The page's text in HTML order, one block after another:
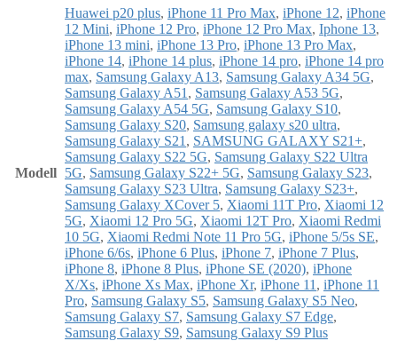
Modell
Huawei p20 plus, iPhone 11 Pro Max, iPhone 12, iPhone
12 Mini, iPhone 12 Pro, iPhone 12 Pro Max, Iphone 13,
iPhone 13 mini, iPhone 13 Pro, iPhone 13 Pro Max,
iPhone 14, iPhone 14 plus, iPhone 14 pro, iPhone 14 pro
max, Samsung Galaxy A13, Samsung Galaxy A34 5G,
Samsung Galaxy A51 , Samsung Galaxy A53 5G,
Samsung Galaxy A54 5G, Samsung Galaxy S10,
Samsung Galaxy S20, Samsung galaxy s20 ultra,
Samsung Galaxy S21 , SAMSUNG GALAXY S21+,
Samsung Galaxy S22 5G, Samsung Galaxy S22 Ultra
5G, Samsung Galaxy S22+ 5G, Samsung Galaxy S23,
Samsung Galaxy S23 Ultra, Samsung Galaxy S23+,
Samsung Galaxy XCover 5, Xiaomi 11T Pro, Xiaomi 12
5G, Xiaomi 12 Pro 5G, Xiaomi 12T Pro, Xiaomi Redmi
10 5G, Xiaomi Redmi Note 11 Pro 5G, iPhone 5/5s SE,
iPhone 6/6s, iPhone 6 Plus, iPhone 7, iPhone 7 Plus,
iPhone 8, iPhone 8 Plus, iPhone SE (2020), iPhone
X/Xs, iPhone Xs Max, iPhone Xr, iPhone 11 , iPhone 11
Pro, Samsung Galaxy S5, Samsung Galaxy S5 Neo,
Samsung Galaxy S7, Samsung Galaxy S7 Edge,
Samsung Galaxy S9, Samsung Galaxy S9 Plus